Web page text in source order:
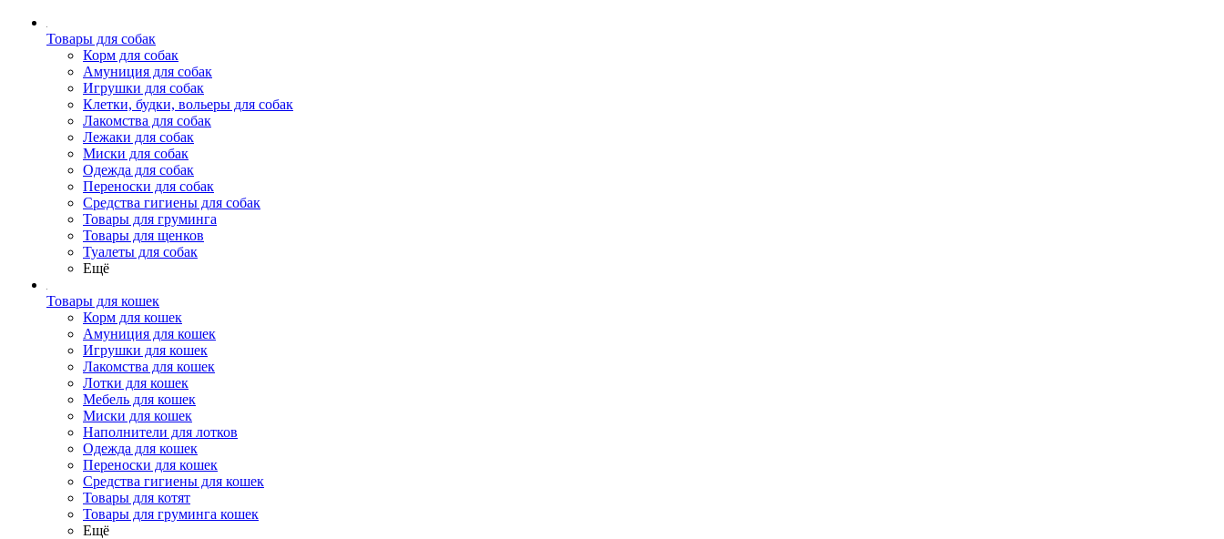
Товары для собак
Корм для собак
Амуниция для собак
Игрушки для собак
Клетки, будки, вольеры для собак
Лакомства для собак
Лежаки для собак
Миски для собак
Одежда для собак
Переноски для собак
Средства гигиены для собак
Товары для груминга
Товары для щенков
Туалеты для собак
Ещё
Товары для кошек
Корм для кошек
Амуниция для кошек
Игрушки для кошек
Лакомства для кошек
Лотки для кошек
Мебель для кошек
Миски для кошек
Наполнители для лотков
Одежда для кошек
Переноски для кошек
Средства гигиены для кошек
Товары для котят
Товары для груминга кошек
Ещё